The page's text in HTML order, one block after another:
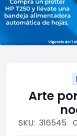
Arte
SKU: 316545